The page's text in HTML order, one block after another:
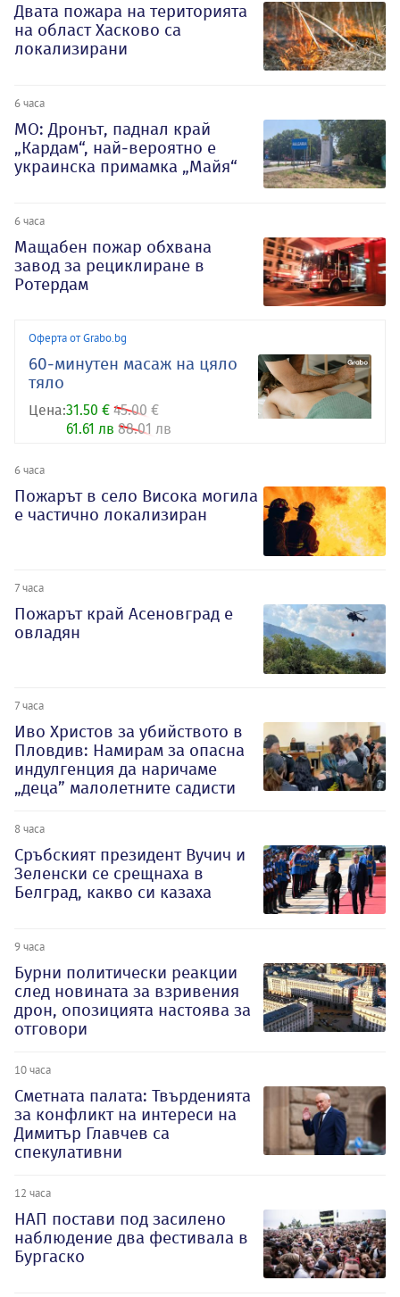
Двата пожара на територията
на област Хасково са
локализирани
6 часа
МО: Дронът, паднал край
„Кардам“, най-вероятно е
украинска примамка „Майя“
6 часа
Мащабен пожар обхвана
завод за рециклиране в
Ротердам
Оферта от Grabo.bg
60-минутен масаж на цяло
тяло
Цена:31.50 € 45.00 €
61.61 лв 88.01 лв
6 часа
Пожарът в село Висока могила
е частично локализиран
7 часа
Пожарът край Асеновград е
овладян
7 часа
Иво Христов за убийството в
Пловдив: Намирам за опасна
индулгенция да наричаме
„деца” малолетните садисти
8 часа
Сръбският президент Вучич и
Зеленски се срещнаха в
Белград, какво си казаха
9 часа
Бурни политически реакции
след новината за взривения
дрон, опозицията настоява за
отговори
10 часа
Сметната палата: Твърденията
за конфликт на интереси на
Димитър Главчев са
спекулативни
12 часа
НАП постави под засилено
наблюдение два фестивала в
Бургаско